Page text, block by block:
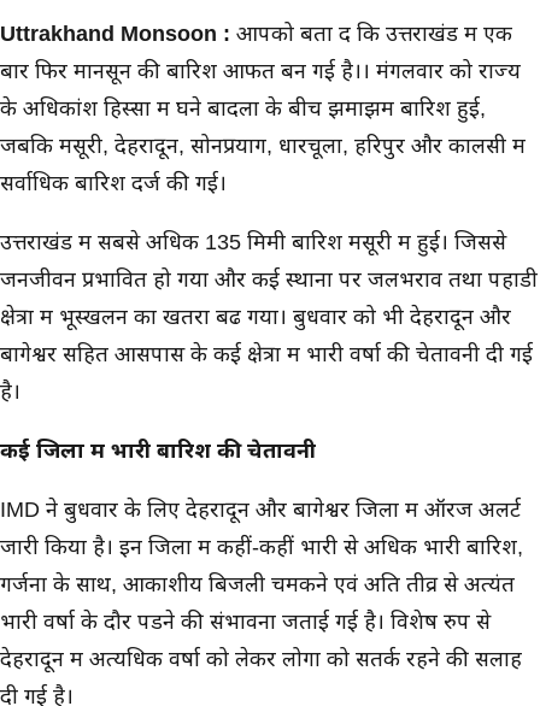
मुख्य समाचार
Uttrakhand Monsoon : आपको बता दें कि उत्तराखंड में एक
बार फिर मानसून की बारिश आफत बन गई है।। मंगलवार को राज्य
के अधिकांश हिस्सों में घने बादलों के बीच झमाझम बारिश हुई,
जबकि मसूरी, देहरादून, सोनप्रयाग, धारचूला, हरिपुर और कालसी में
सर्वाधिक बारिश दर्ज की गई।
उत्तराखंड में सबसे अधिक 135 मिमी बारिश मसूरी में हुई। जिससे
जनजीवन प्रभावित हो गया और कई स्थानों पर जलभराव तथा पहाडी
क्षेत्रों में भूस्खलन का खतरा बढ गया। बुधवार को भी देहरादून और
बागेश्वर सहित आसपास के कई क्षेत्रों में भारी वर्षा की चेतावनी दी गई
है।
कई जिलों में भारी बारिश की चेतावनी
IMD ने बुधवार के लिए देहरादून और बागेश्वर जिलों में ऑरेंज अलर्ट
जारी किया है। इन जिलों में कहीं-कहीं भारी से अधिक भारी बारिश,
गर्जना के साथ, आकाशीय बिजली चमकने एवं अति तीव्र से अत्यंत
भारी वर्षा के दौर पडने की संभावना जताई गई है। विशेष रुप से
देहरादून में अत्यधिक वर्षा को लेकर लोगों को सतर्क रहने की सलाह
दी गई है।